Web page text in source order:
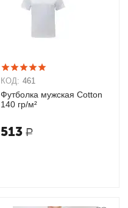
КОД: 461
Футболка мужская Cotton
140 гр/м²
513 Р